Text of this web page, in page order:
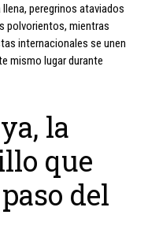
peregrinos ataviados
polvorientos, mientras
internacionales se unen
mismo lugar durante
la
que
del